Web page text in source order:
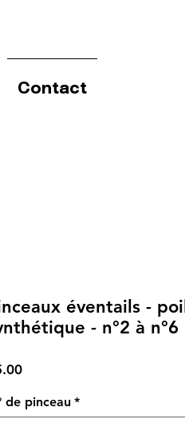
Contact
éventails - poil
- n°2 à n°6
Price
de pinceau *